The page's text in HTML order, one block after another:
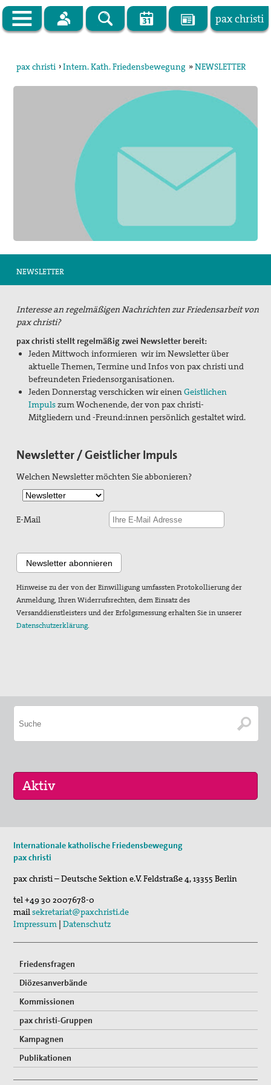
pax christi
Publikationen
Impressum
Suche
pax christi ›Intern. Kath. Friedensbewegung »NEWSLETTER
NEWSLETTER
Interesse an regelmäßigen Nachrichten zur Friedensarbeit von
pax christi?
pax christi stellt regelmäßig zwei Newsletter bereit:
Jeden Mittwochinformieren wir imNewsletter über
aktuelle Themen, Termine und Infos von pax christi und
befreundeten Friedensorganisationen.
Jeden Donnerstag verschicken wir einenGeistlichen
Impulszum Wochenende, der von pax christi-
Mitgliedern und -Freund:innen persönlich gestaltet wird.
Newsletter / Geistlicher Impuls
Welchen Newsletter möchten Sie abbonieren?
E-Mail
Hinweise zu der von der Einwilligung umfassten Protokollierung der
Anmeldung, Ihren Widerrufsrechten, dem Einsatz des
Versanddienstleisters und der Erfolgsmessung erhalten Sie in unserer
Datenschutzerklärung.
Sommerferien-Friedensliedersingen
Fahradpilgertour 2026
29. Aug 2026
Fahrradpilgertour 2026
Internationale katholische Friedensbewegung
pax christi
pax christi – Deutsche Sektion e.V.Feldstraße 4,13355 Berlin
tel+49 30 2007678-0
mailsekretariat@paxchristi.de
Impressum |Datenschutz
Friedensfragen
Diözesanverbände
Kommissionen
pax christi-Gruppen
Kampagnen
Publikationen